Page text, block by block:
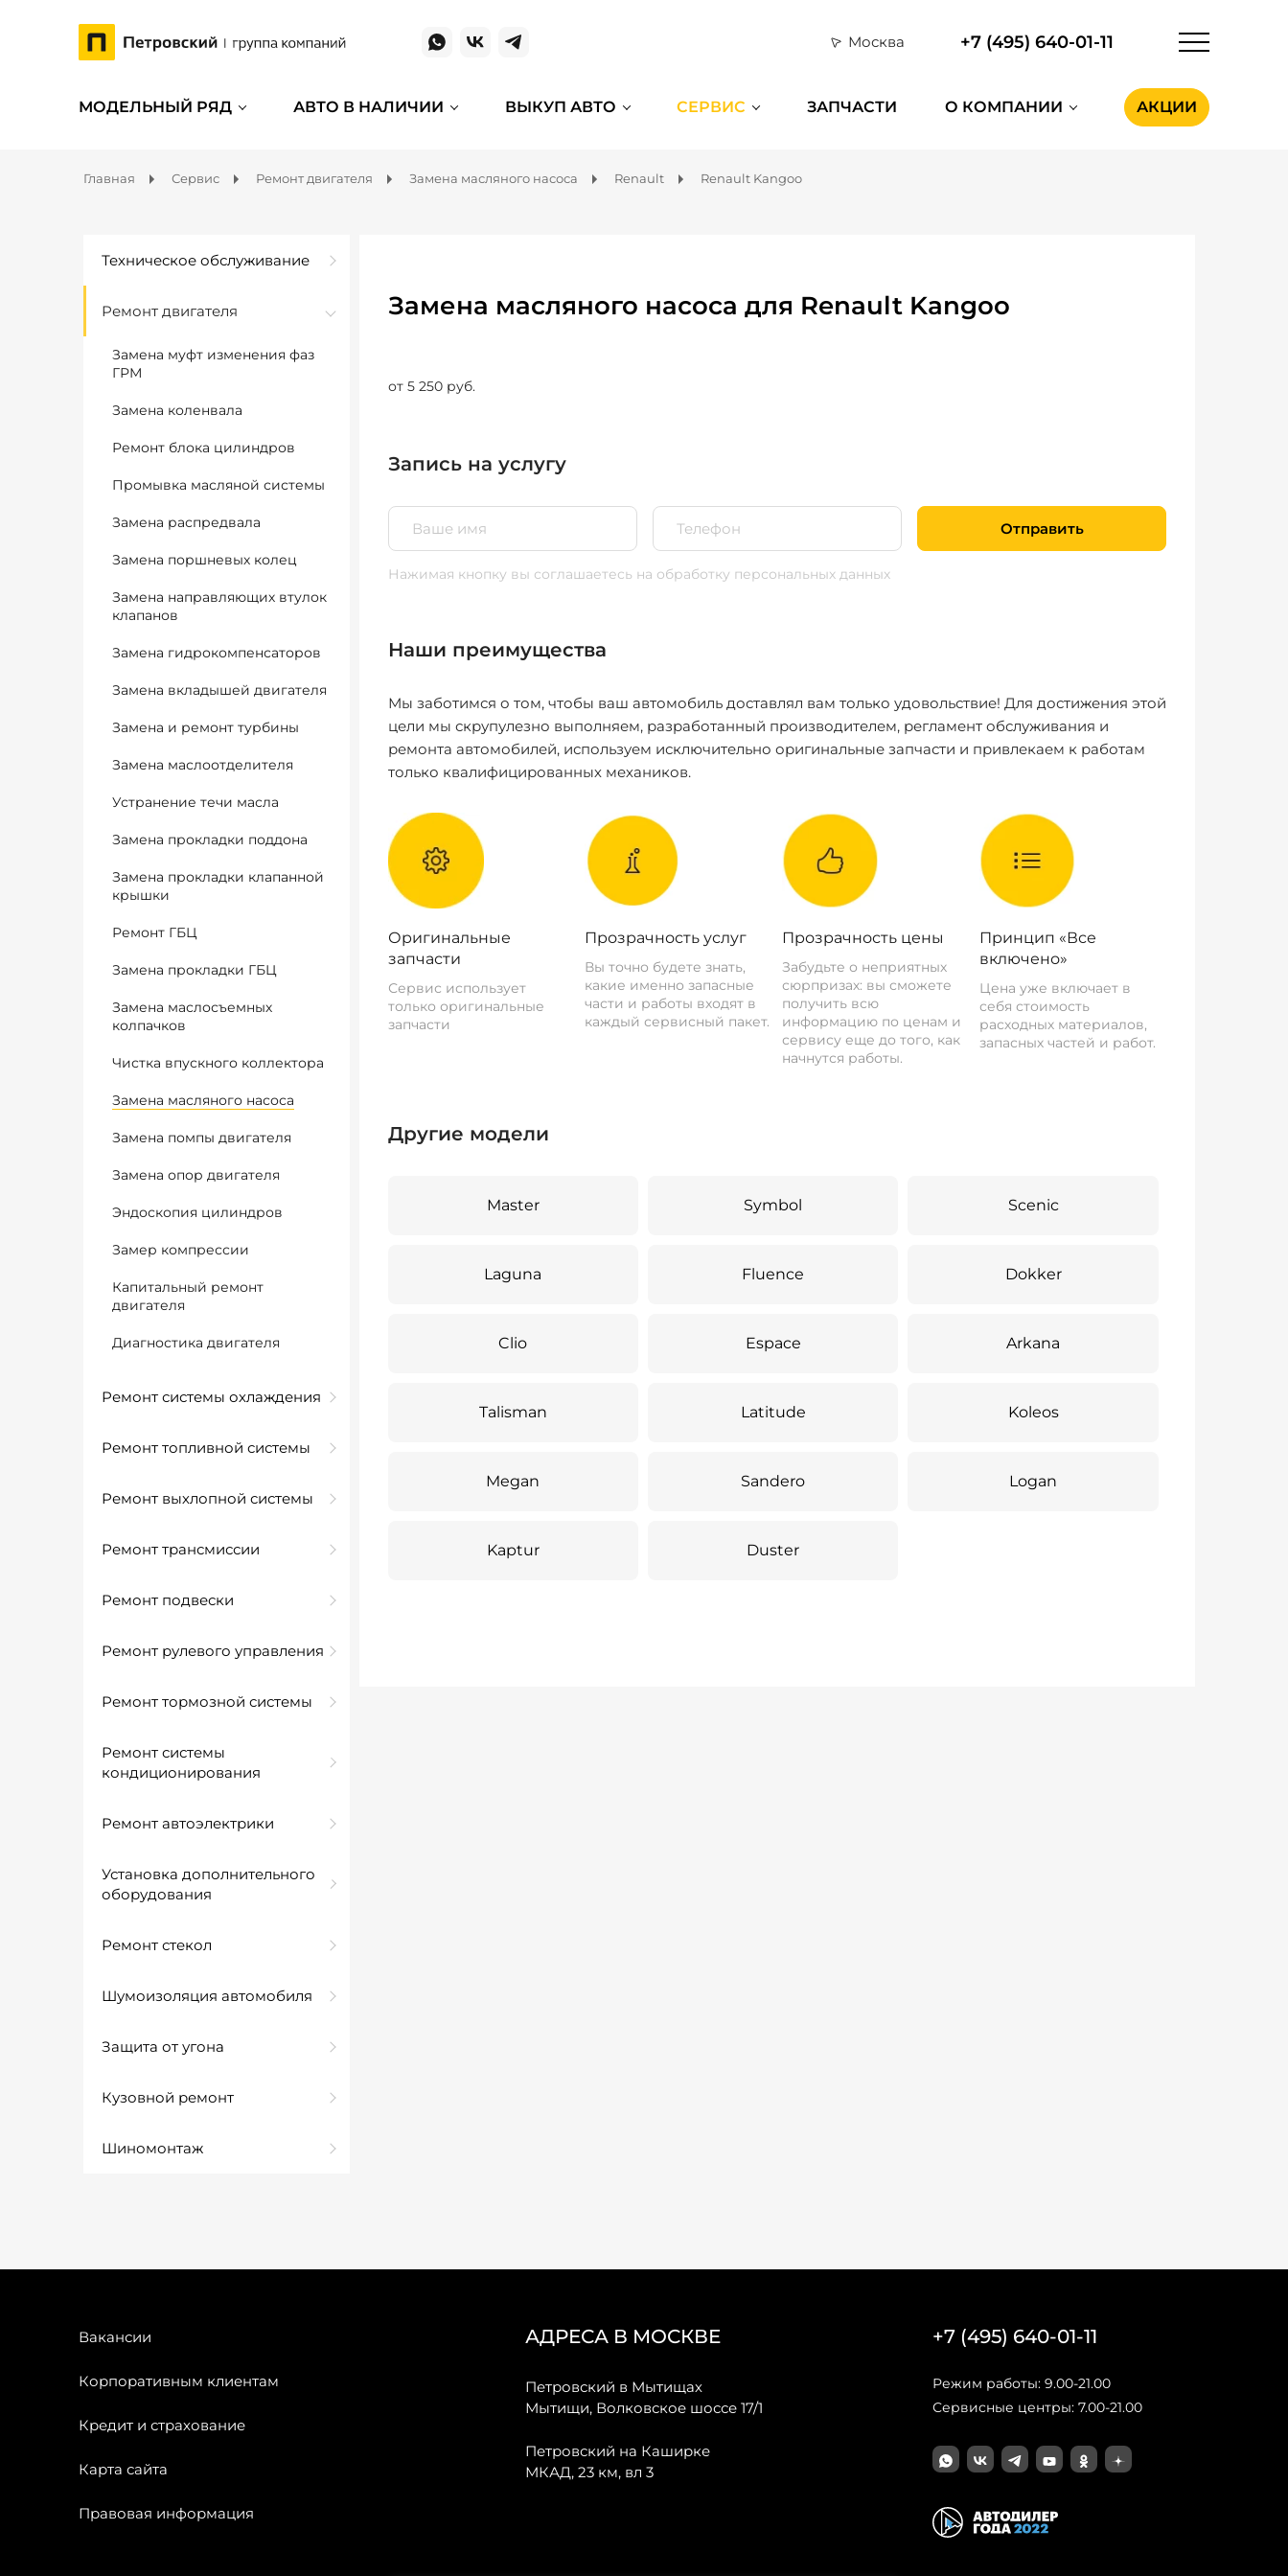
Москва +7 (495) 640-01-11
МОДЕЛЬНЫЙ РЯД АВТО В НАЛИЧИИ ВЫКУП АВТО СЕРВИС ЗАПЧАСТИ О КОМПАНИИ АКЦИИ
Главная Сервис Ремонт двигателя Замена масляного насоса Renault Renault Kangoo
Техническое обслуживание
Ремонт двигателя
Замена муфт изменения фаз
ГРМ
Замена коленвала
Ремонт блока цилиндров
Промывка масляной системы
Замена распредвала
Замена поршневых колец
Замена направляющих втулок
клапанов
Замена гидрокомпенсаторов
Замена вкладышей двигателя
Замена и ремонт турбины
Замена маслоотделителя
Устранение течи масла
Замена прокладки поддона
Замена прокладки клапанной
крышки
Ремонт ГБЦ
Замена прокладки ГБЦ
Замена маслосъемных
колпачков
Чистка впускного коллектора
Замена масляного насоса
Замена помпы двигателя
Замена опор двигателя
Эндоскопия цилиндров
Замер компрессии
Капитальный ремонт
двигателя
Диагностика двигателя
Ремонт системы охлаждения
Ремонт топливной системы
Ремонт выхлопной системы
Ремонт трансмиссии
Ремонт подвески
Ремонт рулевого управления
Ремонт тормозной системы
Ремонт системы
кондиционирования
Ремонт автоэлектрики
Установка дополнительного
оборудования
Ремонт стекол
Шумоизоляция автомобиля
Защита от угона
Кузовной ремонт
Шиномонтаж
Замена масляного насоса для Renault Kangoo
от 5 250 руб.
Запись на услугу
Отправить
Нажимая кнопку вы соглашаетесь на обработку персональных данных
Наши преимущества
Мы заботимся о том, чтобы ваш автомобиль доставлял вам только удовольствие! Для достижения этой
цели мы скрупулезно выполняем, разработанный производителем, регламент обслуживания и
ремонта автомобилей, используем исключительно оригинальные запчасти и привлекаем к работам
только квалифицированных механиков.
Оригинальные
запчасти
Сервис использует
только оригинальные
запчасти
Прозрачность услуг
Вы точно будете знать,
какие именно запасные
части и работы входят в
каждый сервисный пакет.
Прозрачность цены
Забудьте о неприятных
сюрпризах: вы сможете
получить всю
информацию по ценам и
сервису еще до того, как
начнутся работы.
Принцип «Все
включено»
Цена уже включает в
себя стоимость
расходных материалов,
запасных частей и работ.
Другие модели
Master Symbol Scenic
Laguna Fluence Dokker
Clio Espace Arkana
Talisman Latitude Koleos
Megan Sandero Logan
Kaptur Duster
Вакансии
Корпоративным клиентам
Кредит и страхование
Карта сайта
Правовая информация
АДРЕСА В МОСКВЕ
Петровский в Мытищах
Мытищи, Волковское шоссе 17/1
Петровский на Каширке
МКАД, 23 км, вл 3
+7 (495) 640-01-11
Режим работы: 9.00-21.00
Сервисные центры: 7.00-21.00